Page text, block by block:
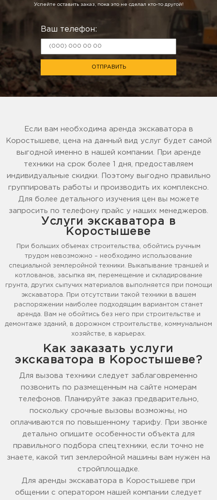
Успейте оставить заказ, пока это не сделал кто-то другой!
Ваш телефон:
ОТПРАВИТЬ
Если вам необходима аренда экскаватора в
Коростышеве, цена на данный вид услуг будет самой
выгодной именно в нашей компании. При аренде
техники на срок более 1 дня, предоставляем
индивидуальные скидки. Поэтому выгодно правильно
группировать работы и производить их комплексно.
Для более детального изучения цен вы можете
запросить по телефону прайс у наших менеджеров.
Услуги экскаватора в
Коростышеве
При больших объемах строительства, обойтись ручным
трудом невозможно – необходимо использование
специальной землеройной техники. Выкапывание траншей и
котлованов, засыпка ям, перемещение и складирование
грунта, других сыпучих материалов выполняется при помощи
экскаватора. При отсутствии такой техники в вашем
распоряжении наиболее подходящим вариантом станет
аренда. Вам не обойтись без него при строительстве и
демонтаже зданий, в дорожном строительстве, коммунальном
хозяйстве, в карьерах.
Как заказать услуги
экскаватора в Коростышеве?
Для вызова техники следует заблаговременно
позвонить по размещенным на сайте номерам
телефонов. Планируйте заказ предварительно,
поскольку срочные вызовы возможны, но
оплачиваются по повышенному тарифу. При звонке
детально опишите особенности объекта для
правильного подбора спецтехники, если точно не
знаете, какой тип землеройной машины вам нужен на
стройплощадке.
Для аренды экскаватора в Коростышеве при
общении с оператором нашей компании следует